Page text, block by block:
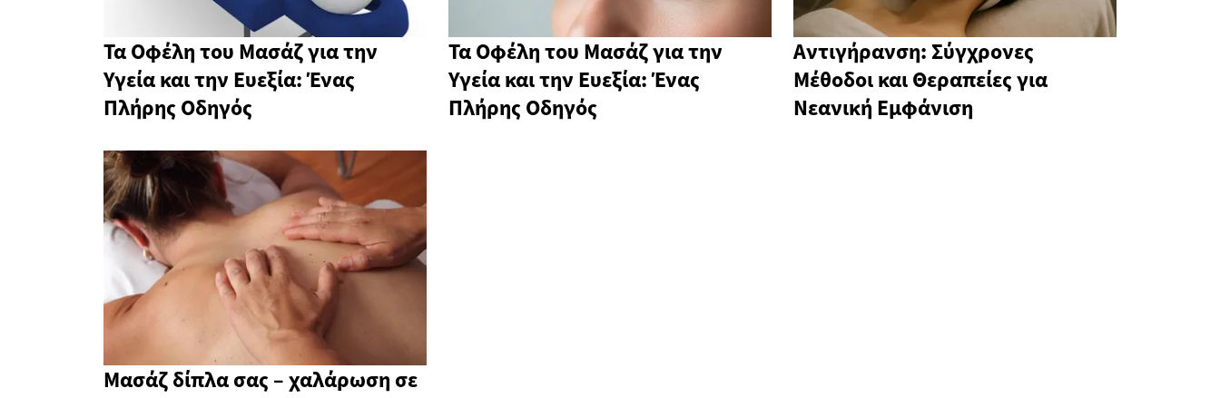
Τα Οφέλη του Μασάζ για την
Υγεία και την Ευεξία: Ένας
Πλήρης Οδηγός
Τα Οφέλη του Μασάζ για την
Υγεία και την Ευεξία: Ένας
Πλήρης Οδηγός
Αντιγήρανση: Σύγχρονες
Μέθοδοι και Θεραπείες για
Νεανική Εμφάνιση
Μασάζ δίπλα σας – χαλάρωση σε